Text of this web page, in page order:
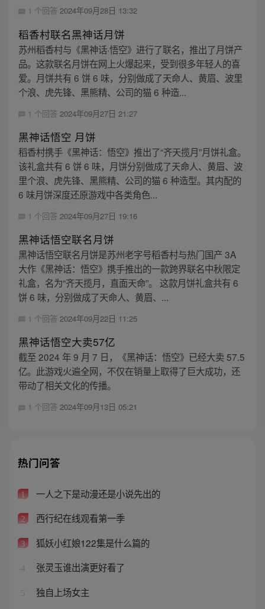
1 个回答 2024年09月28日 13:32
稻香村联名黑神话月饼
苏州稻香村与《黑神话·悟空》进行了联名，推出了月饼产
品。这款联名月饼在网上火爆起来，受到很多年轻人的喜
爱。月饼共有 6 饼 6 味，分别做成了天命人、黄眉、波里
个浪、虎先锋、黑熊精、公司的猫 6 种造...
1 个回答 2024年09月27日 21:27
黑神话悟空 月饼
稻香村携手《黑神话：悟空》推出了“齐天揽月”月饼礼盒。
该礼盒共有 6 饼 6 味，月饼分别做成了天命人、黄眉、波
里个浪、虎先锋、黑熊精、公司的猫 6 种造型。其内配的
6 味月饼深度还原游戏中各类角色...
1 个回答 2024年09月27日 19:16
黑神话悟空联名月饼
黑神话悟空联名月饼是苏州老字号稻香村与热门国产 3A
大作《黑神话：悟空》携手推出的一款跨界联名中秋限定
礼盒，名为“齐天揽月，直面天命”。 这款月饼礼盒共有 6
饼 6 味，分别做成了天命人、黄眉、...
1 个回答 2024年09月22日 11:25
黑神话悟空大卖57亿
截至 2024 年 9 月 7 日，《黑神话：悟空》已经大卖 57.5
亿。此游戏火遍全网，不仅在销量上取得了巨大成功，还
带动了相关文化的传播。
1 个回答 2024年09月13日 05:21
热门问答
1 一人之下是动漫还是小说先出的
2 西行纪在线观看第一季
3 狐妖小红娘122集是什么篇的
4 张灵玉谁出演更好看了
5 独自上场女主